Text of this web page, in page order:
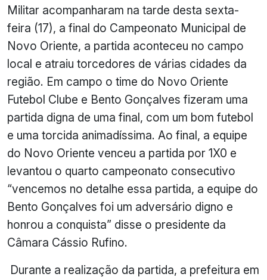
Militar acompanharam na tarde desta sexta-
feira (17), a final do Campeonato Municipal de
Novo Oriente, a partida aconteceu no campo
local e atraiu torcedores de várias cidades da
região. Em campo o time do Novo Oriente
Futebol Clube e Bento Gonçalves fizeram uma
partida digna de uma final, com um bom futebol
e uma torcida animadíssima. Ao final, a equipe
do Novo Oriente venceu a partida por 1X0 e
levantou o quarto campeonato consecutivo
“vencemos no detalhe essa partida, a equipe do
Bento Gonçalves foi um adversário digno e
honrou a conquista” disse o presidente da
Câmara Cássio Rufino.
Durante a realização da partida, a prefeitura em